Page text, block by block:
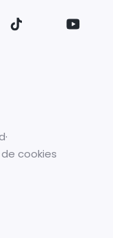
·
cookies